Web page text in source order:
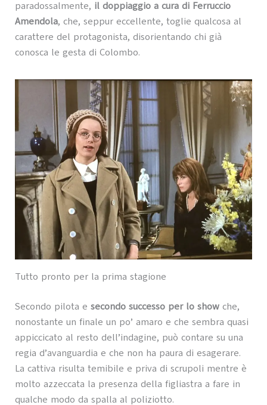
paradossalmente, il doppiaggio a cura di Ferruccio
Amendola, che, seppur eccellente, toglie qualcosa al
carattere del protagonista, disorientando chi già
conosca le gesta di Colombo.
Tutto pronto per la prima stagione
Secondo pilota e secondo successo per lo showche,
nonostante un finale un po’ amaro e che sembra quasi
appiccicato al resto dell’indagine, può contare su una
regia d’avanguardia e che non ha paura di esagerare.
La cattiva risulta temibile e priva di scrupoli mentre è
molto azzeccata la presenza della figliastra a fare in
qualche modo da spalla al poliziotto.